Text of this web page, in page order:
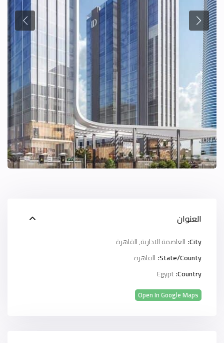
العنوان
City: العاصمة الادارية,القاهرة
State/County: القاهرة
Country:
Egypt
Open In Google Maps